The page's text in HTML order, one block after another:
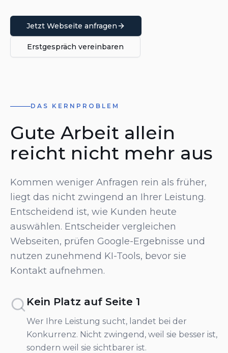
Jetzt Webseite anfragen
Erstgespräch vereinbaren
DAS KERNPROBLEM
Gute Arbeit allein
reicht nicht mehr aus
Kommen weniger Anfragen rein als früher,
liegt das nicht zwingend an Ihrer Leistung.
Entscheidend ist, wie Kunden heute
auswählen. Entscheider vergleichen
Webseiten, prüfen Google-Ergebnisse und
nutzen zunehmend KI-Tools, bevor sie
Kontakt aufnehmen.
Kein Platz auf Seite 1
Wer Ihre Leistung sucht, landet bei der
Konkurrenz. Nicht zwingend, weil sie besser ist,
sondern weil sie sichtbarer ist.